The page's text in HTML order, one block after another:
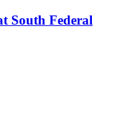
South Federal